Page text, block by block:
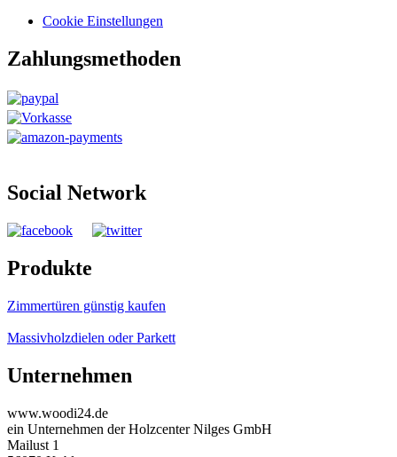
Cookie Einstellungen
Zahlungsmethoden
Social Network
Produkte
Zimmertüren günstig kaufen
Massivholzdielen oder Parkett
Unternehmen
www.woodi24.de
ein Unternehmen der Holzcenter Nilges GmbH
Mailust 1